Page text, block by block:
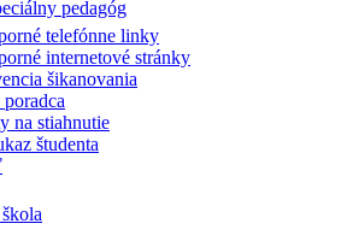
pedagóg
telefónne linky
internetové stránky
šikanovania
na stiahnutie
študenta